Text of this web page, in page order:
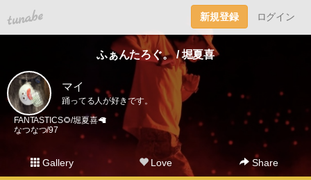
tuna.be 新規登録 ログイン
ふぁんたろぐ。 / 堀夏喜
マイ
踊ってる人が好きです。
FANTASTICS🌻/堀夏喜🦙
なつなつ/97
Gallery Love Share